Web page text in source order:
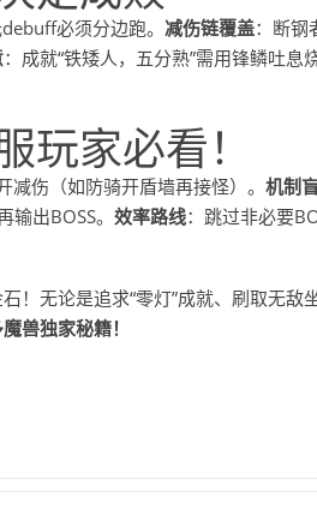
必须分边跑。 减伤链覆盖：断钢
：成就“铁矮人，五分熟”需用锋鳞吐息
玩家必看！
伤（如防骑开盾墙再接怪）。 机制
出BOSS。 效率路线：跳过非必要
！无论是追求“零灯”成就、刷取无敌
兽独家秘籍！